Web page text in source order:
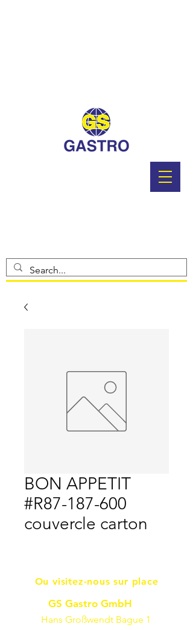
BON APPETIT
#R87-187-600
couvercle carton
Ou visitez-nous sur place
GS Gastro GmbH
Hans Großwendt Bague 1